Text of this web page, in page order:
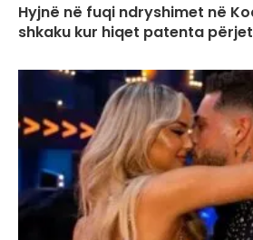
Hyjnë në fuqi ndryshimet në
shkaku kur hiqet patenta